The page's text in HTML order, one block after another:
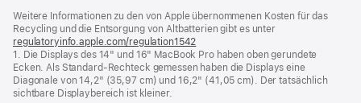
Weitere Informationen zu den von Apple übernommenen Kosten für das
Recycling und die Entsorgung von Altbatterien gibt es unter
regulatoryinfo.apple.com/regulation1542
ein
neues
Fenster)
1. Die Displays des 14" und 16" MacBook Pro haben oben gerundete
Ecken. Als Standard-Rechteck gemessen haben die Displays eine
Diagonale von 14,2" (35,97 cm) und 16,2" (41,05 cm). Der tatsächlich
sichtbare Displaybereich ist kleiner.